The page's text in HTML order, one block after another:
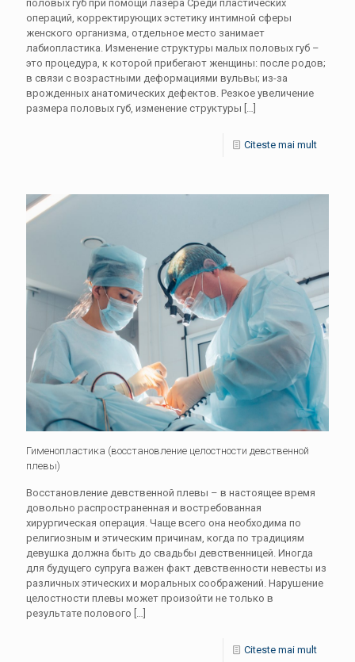
половых губ при помощи лазера Среди пластических
операций, корректирующих эстетику интимной сферы
женского организма, отдельное место занимает
лабиопластика. Изменение структуры малых половых губ –
это процедура, к которой прибегают женщины: после родов;
в связи с возрастными деформациями вульвы; из-за
врожденных анатомических дефектов. Резкое увеличение
размера половых губ, изменение структуры […]
Citeste mai mult
Гименопластика (восстановление целостности девственной
плевы)
Восстановление девственной плевы – в настоящее время
довольно распространенная и востребованная
хирургическая операция. Чаще всего она необходима по
религиозным и этическим причинам, когда по традициям
девушка должна быть до свадьбы девственницей. Иногда
для будущего супруга важен факт девственности невесты из
различных этических и моральных соображений. Нарушение
целостности плевы может произойти не только в
результате полового
Citeste mai mult